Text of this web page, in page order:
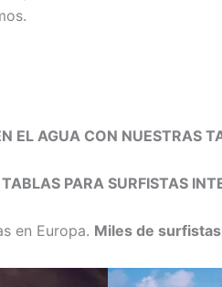
EL AGUA CON NUESTRAS
PARA SURFISTAS
en Europa. Miles de